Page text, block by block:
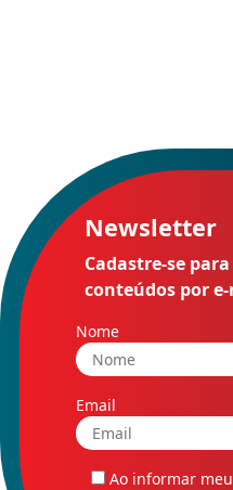
Newsletter
Cadastre-se
conteúdos por
Nome
Email
Ao informar